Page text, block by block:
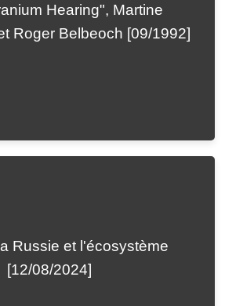
Hearing", Martine
Roger Belbeoch [09/1992]
Russie et l'écosystème
[12/08/2024]